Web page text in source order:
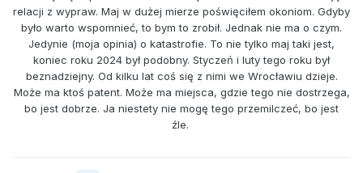
relacji z wypraw. Maj w dużej mierze poświęciłem okoniom. Gdyby
było warto wspomnieć, to bym to zrobił. Jednak nie ma o czym.
Jedynie (moja opinia) o katastrofie. To nie tylko maj taki jest,
koniec roku 2024 był podobny. Styczeń i luty tego roku był
beznadziejny. Od kilku lat coś się z nimi we Wrocławiu dzieje.
Może ma ktoś patent. Może ma miejsca, gdzie tego nie dostrzega,
bo jest dobrze. Ja niestety nie mogę tego przemilczeć, bo jest
źle.